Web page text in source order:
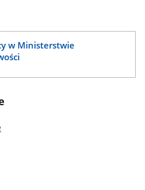
w Ministerstwie